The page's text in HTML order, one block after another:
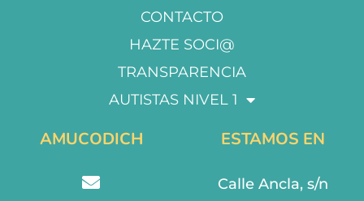
CONTACTO
HAZTE SOCI@
TRANSPARENCIA
AUTISTAS NIVEL 1
AMUCODICH ESTAMOS EN
Calle Ancla, s/n